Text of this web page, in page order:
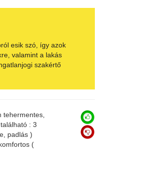
esik szó, így azok
valamint a lakás
szakértő
tehermentes,
: 3
padlás )
(